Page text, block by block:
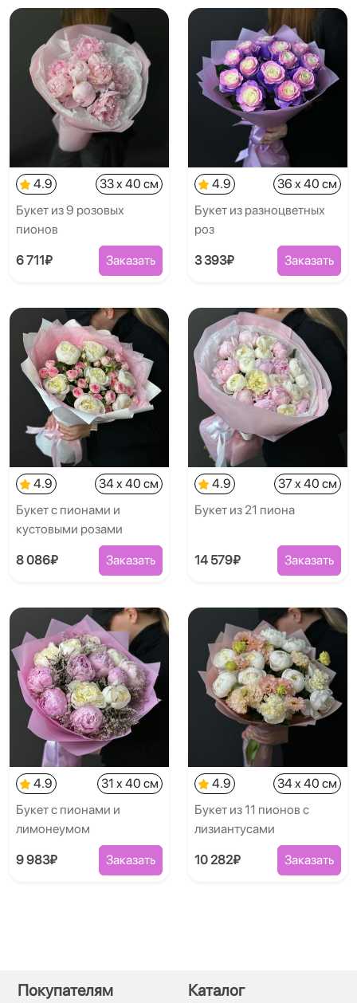
4.9
33 x 40 см
Букет из 9 розовых
пионов
6 711₽ Заказать
4.9
36 x 40 см
Букет из разноцветных
роз
3 393₽ Заказать
4.9
34 x 40 см
Букет с пионами и
кустовыми розами
8 086₽ Заказать
4.9
37 x 40 см
Букет из 21 пиона
14 579₽ Заказать
4.9
31 x 40 см
Букет с пионами и
лимонеумом
9 983₽ Заказать
4.9
34 x 40 см
Букет из 11 пионов с
лизиантусами
10 282₽ Заказать
Покупателям Каталог